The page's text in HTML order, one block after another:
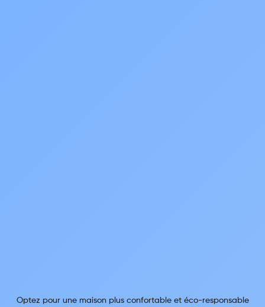
Optez pour une maison plus confortable et éco-responsable